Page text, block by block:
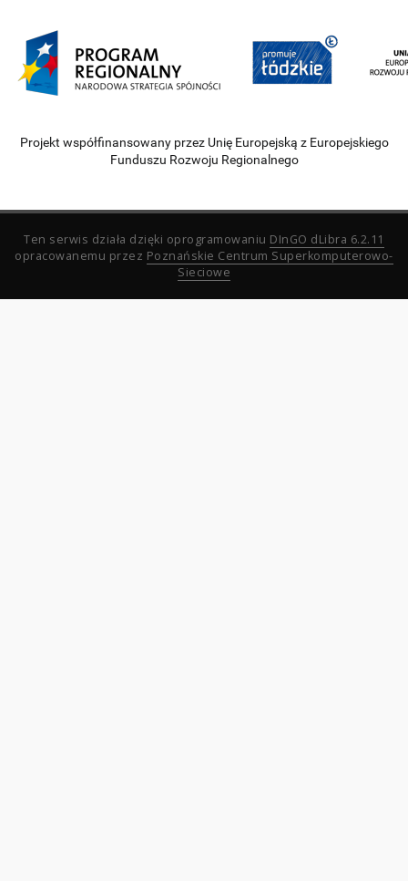
Projekt współfinansowany przez Unię Europejską z Europejskiego
Funduszu Rozwoju Regionalnego
Ten serwis działa dzięki oprogramowaniu DInGO dLibra 6.2.11
opracowanemu przez Poznańskie Centrum Superkomputerowo-
Sieciowe